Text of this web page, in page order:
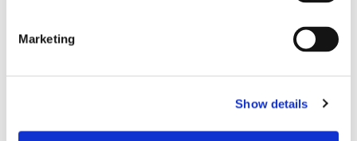
Marketing
Show details